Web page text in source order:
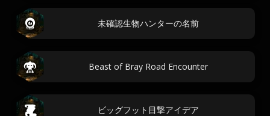
未確認生物ハンターの名前
Beast of Bray Road Encounter
ビッグフット目撃アイデア